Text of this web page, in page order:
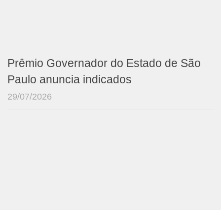
Prêmio Governador do Estado de São
Paulo anuncia indicados
29/07/2026